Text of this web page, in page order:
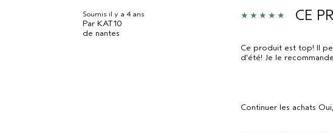
CE
Soumis il y a 4 ans
Par KAT10
de nantes
Ce produit est top! Il
d'été! Je le
Continuer les achats